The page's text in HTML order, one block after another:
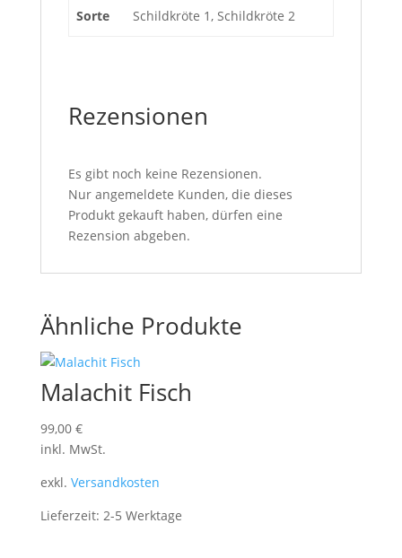
Sorte Schildkröte 1, Schildkröte 2
Rezensionen
Es gibt noch keine Rezensionen.
Nur angemeldete Kunden, die dieses
Produkt gekauft haben, dürfen eine
Rezension abgeben.
Ähnliche Produkte
Malachit Fisch
99,00 €
inkl. MwSt.
exkl. Versandkosten
Lieferzeit: 2-5 Werktage